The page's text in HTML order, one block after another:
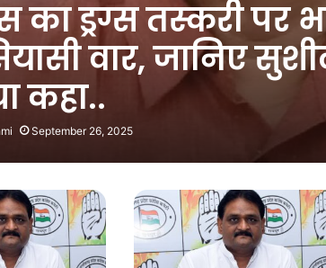
का ड्रग्स तस्करी पर
वार, जानिए
कहा..
September 26, 2025